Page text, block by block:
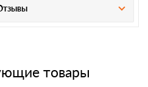
товары